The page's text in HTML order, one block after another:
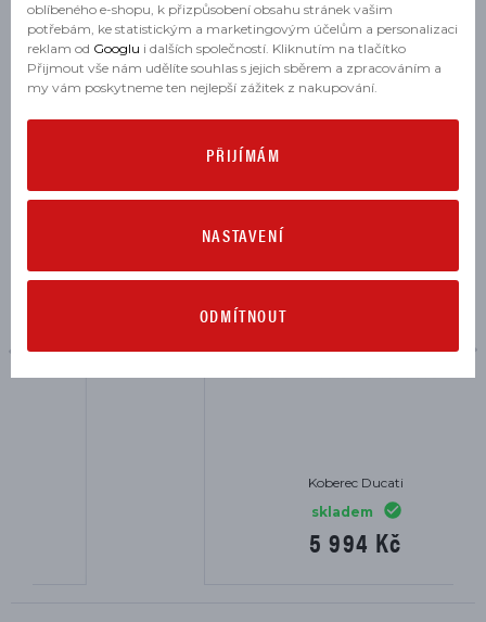
MOHLO BY SE VÁM HODIT
NOVINKA
oblíbeného e-shopu, k přizpůsobení obsahu stránek vašim
potřebám, ke statistickým a marketingovým účelům a personalizaci
reklam od Googlu i dalších společností. Kliknutím na tlačítko
Přijmout vše nám udělíte souhlas s jejich sběrem a zpracováním a
my vám poskytneme ten nejlepší zážitek z nakupování.
PŘIJÍMÁM
NASTAVENÍ
ODMÍTNOUT